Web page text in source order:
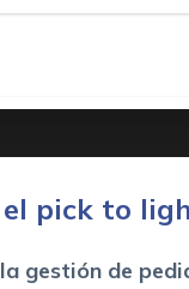
pick to
gestión de